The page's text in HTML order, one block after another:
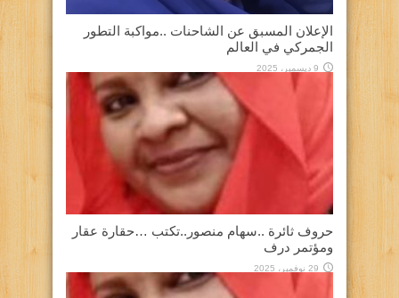
الإعلان المسبق عن الشاحنات ..مواكبة التطور
الجمركي في العالم
9 ديسمبر، 2025
حروف ثائرة ..سهام منصور..تكتب …حقارة عقار
ومؤتمر درف
29 نوفمبر، 2025